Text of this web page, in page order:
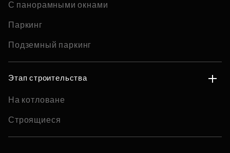
С панорамными окнами
Паркинг
Подземный паркинг
Этап строительства
На котловане
Строящиеся